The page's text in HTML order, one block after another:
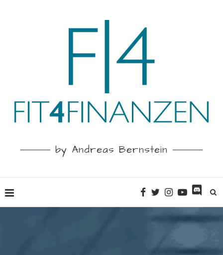
by Andreas Bernstein